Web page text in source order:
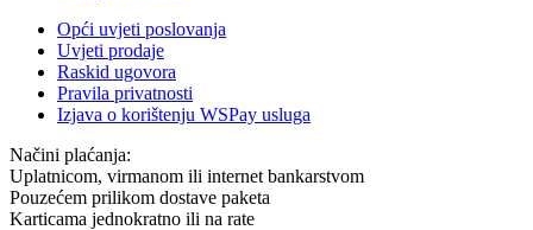
Opći uvjeti poslovanja
Uvjeti prodaje
Raskid ugovora
Pravila privatnosti
Izjava o korištenju WSPay usluga
Načini plaćanja:
Uplatnicom, virmanom ili internet bankarstvom
Pouzećem prilikom dostave paketa
Karticama jednokratno ili na rate